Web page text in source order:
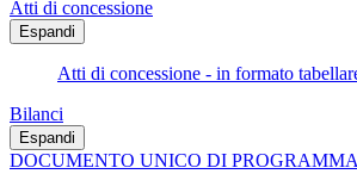
Atti di concessione
Espandi
Atti di concessione - in formato
Bilanci
Espandi
DOCUMENTO UNICO DI